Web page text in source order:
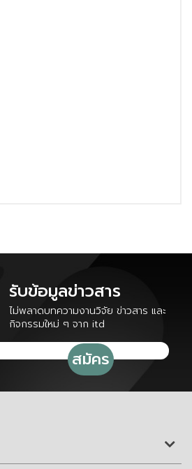
รับข้อมูลข่าวสาร
ไม่พลาดบทความงานวิจัย ข่าวสาร และ
กิจกรรมใหม่ ๆ จาก itd